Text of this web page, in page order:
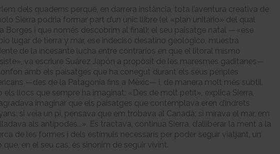
dels quaderns perquè, en darrera instància, tota l’aventura creativa de
Sierra podria formar part d’un únic llibre (el «plan unitario» del qual
Borges i que només descobrim al final): el seu paisatge natal —«ese
lugar de tierra y mar, ese indeciso desatino geológico, muestra
de la incesante lucha entre contrarios en que el litoral mismo
va escriure Suárez Japón a propòsit de les maresmes gaditanes—
amb els paisatges que ha conegut durant els seus periples
—des de la Patagònia fins a Mèxic— i, de manera molt més subtil,
els llocs que sempre ha imaginat: «Des de molt petit», explica Sierra,
imaginar que els paisatges que contemplava eren d’indrets
si veia un pi, pensava que em trobava al Canadà; si mirava el mar, em
als antípodes...». Es tractava, continua Sierra, d’alliberar la ment a la
de les formes i dels estímuls necessaris per poder seguir viatjant, un
que, en el seu cas, és sinònim de seguir vivint.